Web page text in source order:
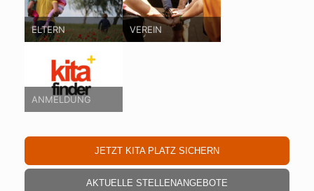
ELTERN VEREIN
ANMELDUNG
JETZT KITA PLATZ SICHERN
AKTUELLE STELLENANGEBOTE